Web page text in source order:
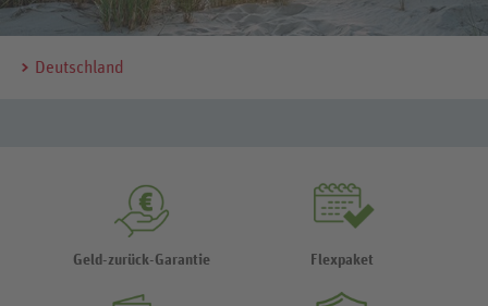
Deutschland
Geld-zurück-Garantie Flexpaket